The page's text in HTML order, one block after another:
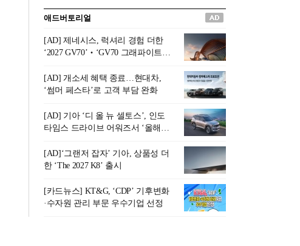
록 고문은 새로운 시각을 제시
0년의 과도기는 지옥이 아니라
정화와 성장의 공간인 ‘은퇴연
옥(Purgatory)’이라는 것이다.
연옥은 고통스럽지만 끝이 있
으며, 준비를 통해 천국으로 나
아갈 수 있는 희망의 장소라고
말한
주요 변곡점마다 중요한 역할
을 하고 금융 경영인으로서 큰
족적을 남긴 김 전 회장이 후배
세대에게 전하는 삶의 조언을
담은 인생 노트다.『물처럼 흐
르고 원칙으로 서다』는 단순
한 자서전을 넘어, 실패를 두려
워하지 않는 용기와 자신에 대
한 믿음이 어떻게 삶을 풍요롭
게 만드는지를 보여주는 지혜
의 보고로 평가된다.김용환 전
회장은 “인생의 목표가 크더라
도 조급해하지 말고 작은 것부
터 하나 하나 성취해 나가
라”고 조언한다. 뼈아픈 실패
조차 성공의 뼈대가 된다는 긍
애드버토리얼
[AD] 제네시스, 럭셔리 경험 더한
‘2027 GV70’‧‘GV70 그래파이트’
[AD] 개소세 혜택 종료…현대차,
‘썸머 페스타’로 고객 부담 완화
[AD] 기아 ‘디 올 뉴 셀토스’, 인도
타임스 드라이브 어워즈서 ‘올해의
[AD]‘그랜저 잡자’ 기아, 상품성 더
한 ‘The 2027 K8’ 출시
[카드뉴스] KT&G, ‘CDP’ 기후변화
·수자원 관리 부문 우수기업 선정